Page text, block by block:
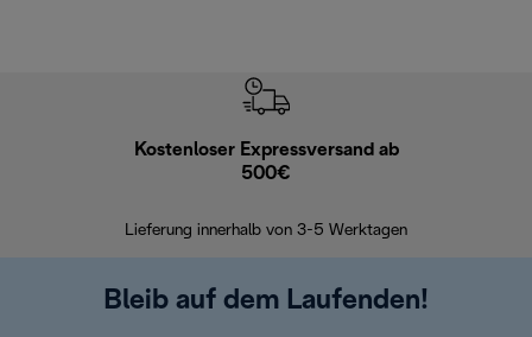
Kostenloser Expressversand ab
500€
Lieferung innerhalb von 3-5 Werktagen
Bleib auf dem Laufenden!